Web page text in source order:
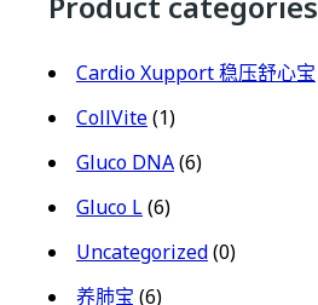
Cardio Xupport 稳压舒心宝
CollVite(1)
Gluco DNA(6)
Gluco L(6)
Uncategorized(0)
养肺宝 (6)